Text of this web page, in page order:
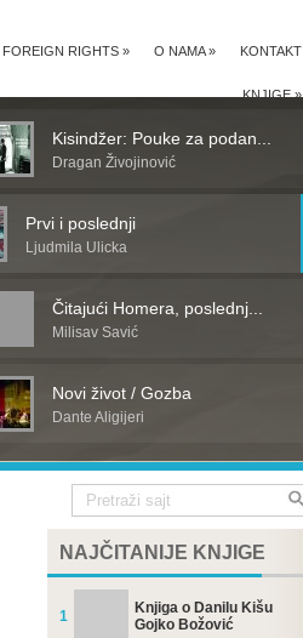
KONTAKT
O NAMA»
FOREIGN RIGHTS »
KNJIGE»
Kisindžer: Pouke za podan...
Dragan Živojinović
Prvi i poslednji
Ljudmila Ulicka
Čitajući Homera, poslednj...
Milisav Savić
Novi život / Gozba
Dante Aligijeri
NAJČITANIJE KNJIGE
1
Knjiga o Danilu Kišu
Gojko Božović